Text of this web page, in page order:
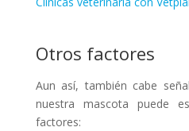
Otros factores
Aun así, también cabe
nuestra mascota puede
factores: